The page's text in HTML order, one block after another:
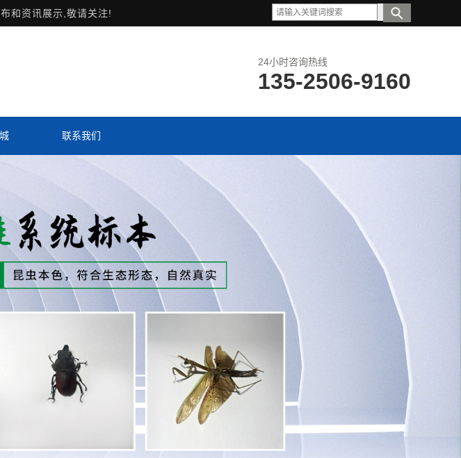
和资讯展示,敬请关注!
24小时咨询热线
135-2506-9160
联系我们